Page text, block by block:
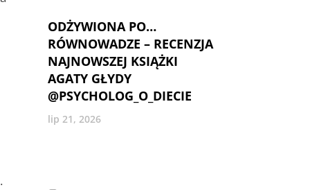
ODŻYWIONA PO…
RÓWNOWADZE – RECENZJA
NAJNOWSZEJ KSIĄŻKI
AGATY GŁYDY
@PSYCHOLOG_O_DIECIE
lip 21, 2026